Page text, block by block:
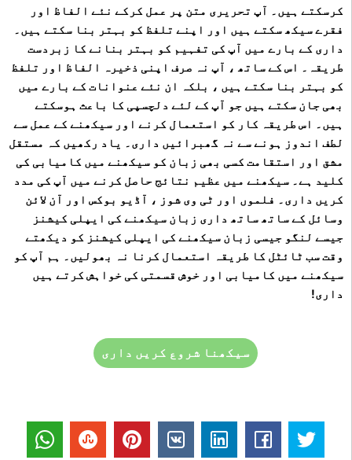
کرسکتے ہیں۔ آپ تحریری متن پر عمل کرکے نئے الفاظ اور
فقرے سیکھ سکتے ہیں اور اپنے تلفظ کو بہتر بنا سکتے ہیں۔
داری کے بارے میں آپ کی تفہیم کو بہتر بنانے کا زبردست
طریقہ۔ اس کے ساتھ ، آپ نہ صرف اپنی ذخیرہ الفاظ اور تلفظ
کو بہتر بنا سکتے ہیں ، بلکہ ان نئے عنوانات کے بارے میں
بھی جان سکتے ہیں جو آپ کے لئے دلچسپی کا باعث ہوسکتے
ہیں۔ اس طریقہ کار کو استعمال کرنے اور سیکھنے کے عمل سے
لطف اندوز ہونے سے نہ گھبرائیں داری۔ یاد رکھیں کہ مستقل
مشق اور استقامت کسی بھی زبان کو سیکھنے میں کامیابی کی
کلید ہے۔ سیکھنے میں عظیم نتائج حاصل کرنے میں آپ کی مدد
کریں داری۔ فلموں اور ٹی وی شوز ، آڈیو بوکس اور آن لائن
وسائل کے ساتھ ساتھ داری زبان سیکھنے کی ایپلی کیشنز
جیسے لنگو جیسی زبان سیکھنے کی ایپلی کیشنز کو دیکھتے
وقت سب ٹائٹل کا طریقہ استعمال کرنا نہ بھولیں۔ ہم آپ کو
سیکھنے میں کامیابی اور خوش قسمتی کی خواہش کرتے ہیں
داری!
سیکھنا شروع کریں داری